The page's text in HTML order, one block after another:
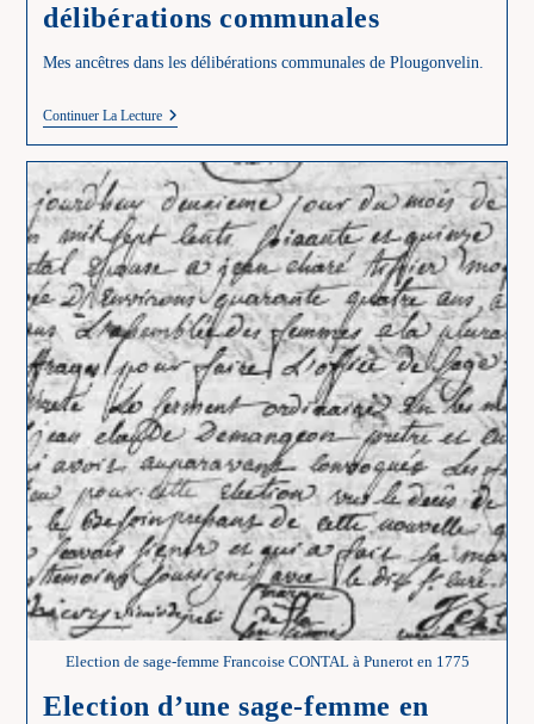
délibérations communales
Mes ancêtres dans les délibérations communales de Plougonvelin.
Continuer La LectureMes
Ancêtres
Délibérations
Communales
Election de sage-femme Francoise CONTAL à Punerot en 1775
Election d’une sage-femme en